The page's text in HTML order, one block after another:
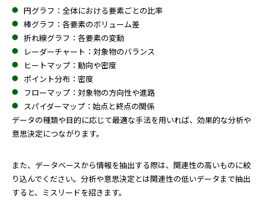
円グラフ：全体における要素ごとの比率
棒グラフ：各要素のボリューム差
折れ線グラフ：各要素の変動
レーダーチャート：対象物のバランス
ヒートマップ：動向や密度
ポイント分布：密度
フローマップ：対象物の方向性や進路
スパイダーマップ：始点と終点の関係
データの種類や目的に応じて最適な手法を用いれば、効果的な分析や
意思決定につながります。
また、データベースから情報を抽出する際は、関連性の高いものに絞
り込んでください。分析や意思決定とは関連性の低いデータまで抽出
すると、ミスリードを招きます。